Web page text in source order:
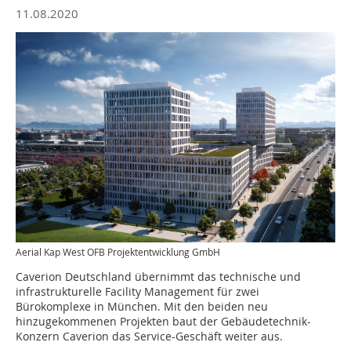
11.08.2020
Aerial Kap West OFB Projektentwicklung GmbH
Caverion Deutschland übernimmt das technische und
infrastrukturelle Facility Management für zwei
Bürokomplexe in München. Mit den beiden neu
hinzugekommenen Projekten baut der Gebäudetechnik-
Konzern Caverion das Service-Geschäft weiter aus.